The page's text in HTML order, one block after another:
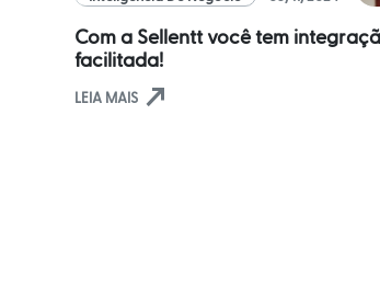
Com a Sellentt você tem
facilitada!
LEIA MAIS north_east